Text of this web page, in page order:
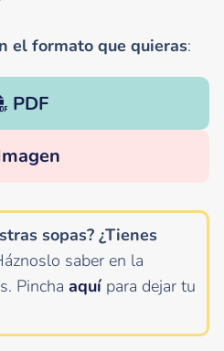
el formato que quieras:
PDF
sopas? ¿Tienes
saber en la
Pincha aquí para dejar tu